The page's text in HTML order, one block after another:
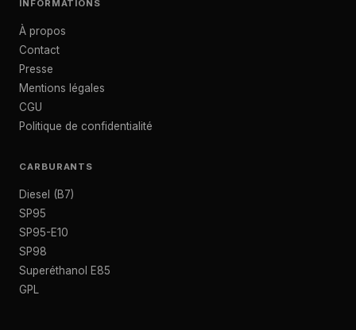
INFORMATIONS
À propos
Contact
Presse
Mentions légales
CGU
Politique de confidentialité
CARBURANTS
Diesel (B7)
SP95
SP95-E10
SP98
Superéthanol E85
GPL